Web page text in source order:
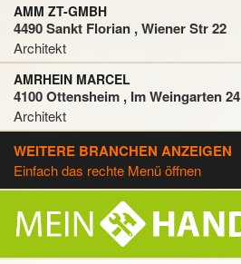
AMM ZT-GMBH
4490 Sankt Florian , Wiener Str 22
Architekt
AMRHEIN MARCEL
4100 Ottensheim , Im Weingarten 24
Architekt
WEITERE BRANCHEN ANZEIGEN
Einfach das rechte Menü öffnen